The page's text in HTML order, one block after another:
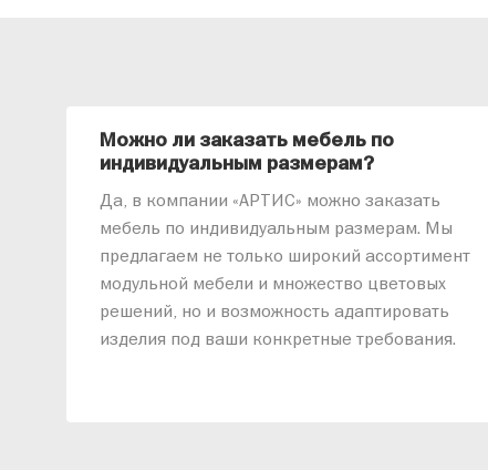
Можно ли заказать мебель по
индивидуальным размерам?
Да, в компании «АРТИС» можно заказать
мебель по индивидуальным размерам. Мы
предлагаем не только широкий ассортимент
модульной мебели и множество цветовых
решений, но и возможность адаптировать
изделия под ваши конкретные требования.